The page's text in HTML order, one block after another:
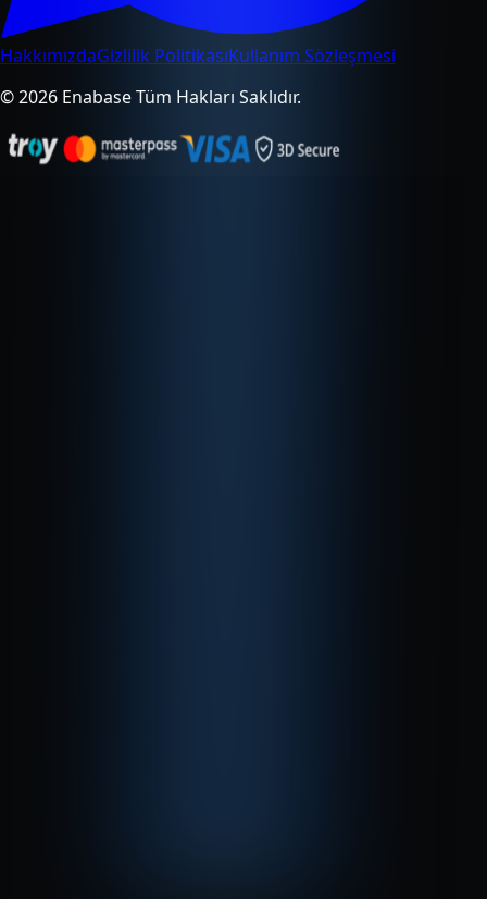
HakkımızdaGizlilik PolitikasıKullanım Sözleşmesi
© 2026 Enabase Tüm Hakları Saklıdır.